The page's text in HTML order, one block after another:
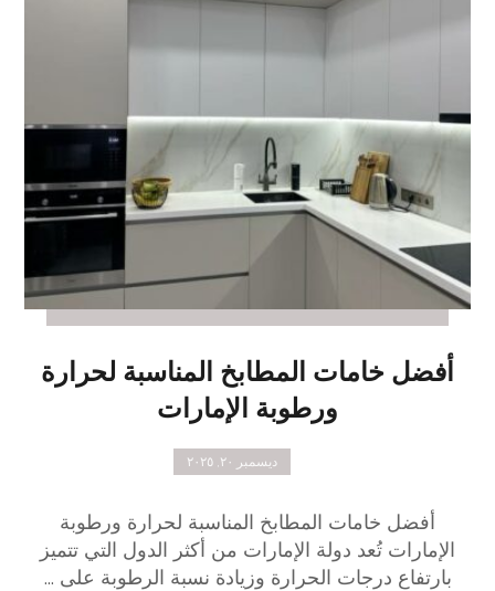
أفضل خامات المطابخ المناسبة لحرارة
ورطوبة الإمارات
ديسمبر ٢٠, ٢٠٢٥
أفضل خامات المطابخ المناسبة لحرارة ورطوبة
الإمارات تُعد دولة الإمارات من أكثر الدول التي تتميز
بارتفاع درجات الحرارة وزيادة نسبة الرطوبة على ...